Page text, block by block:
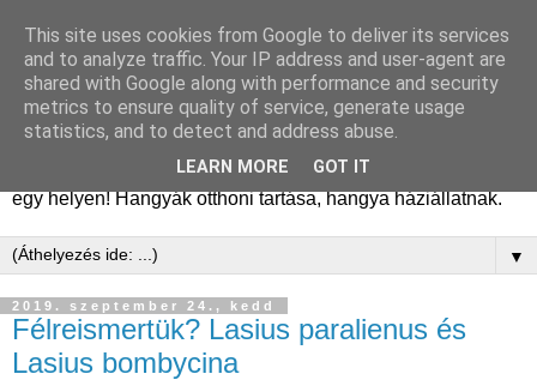
Hangyafarm
Hangyatartás gyakorlati tapasztalatok, hangyafarm
alapítástól a kifejlett kolóniákig. Tanácsok, megfigyelések,
kolóniatörténetek, fajismertetők. A hangyászásról minden
egy helyen! Hangyák otthoni tartása, hangya háziállatnak.
▼
2019. szeptember 24., kedd
Félreismertük? Lasius paralienus és
Lasius bombycina
This site uses cookies from Google to deliver its services
and to analyze traffic. Your IP address and user-agent are
shared with Google along with performance and security
metrics to ensure quality of service, generate usage
statistics, and to detect and address abuse.
LEARN MORE GOT IT